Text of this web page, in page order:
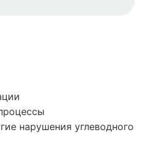
нарушения углеводного